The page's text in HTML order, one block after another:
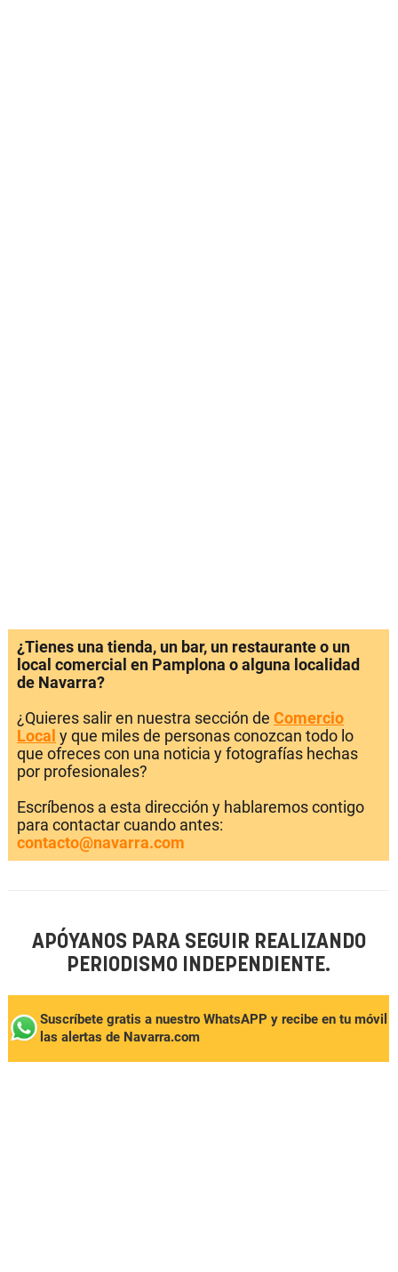
¿Tienes una tienda, un bar, un restaurante o un
local comercial en Pamplona o alguna localidad
de Navarra?
¿Quieres salir en nuestra sección de Comercio
Local y que miles de personas conozcan todo lo
que ofreces con una noticia y fotografías hechas
por profesionales?
Escríbenos a esta dirección y hablaremos contigo
para contactar cuando antes:
contacto@navarra.com
APÓYANOS PARA SEGUIR REALIZANDO
PERIODISMO INDEPENDIENTE.
Suscríbete gratis a nuestro WhatsAPP y recibe en tu móvil
las alertas de Navarra.com